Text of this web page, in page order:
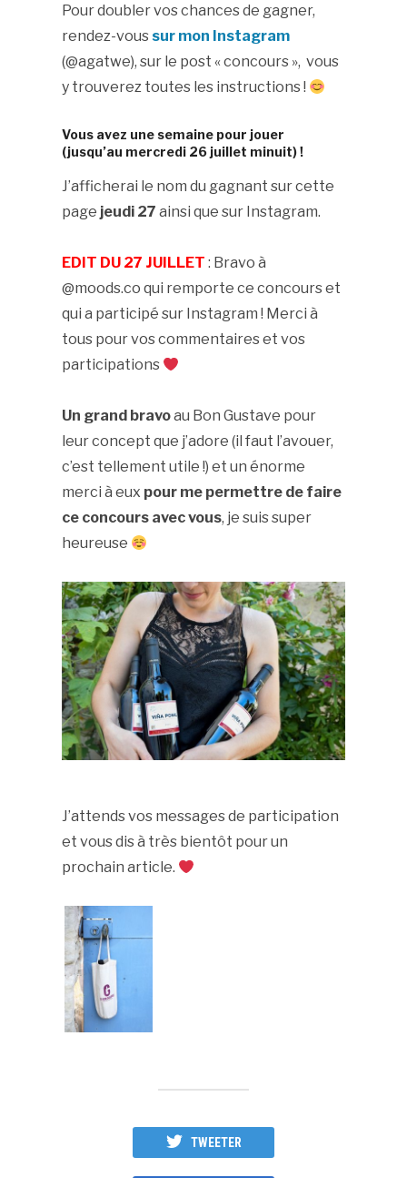
Pour doubler vos chances de gagner,
rendez-vous sur mon Instagram
(@agatwe), sur le post « concours », vous
y trouverez toutes les instructions !
Vous avez une semaine pour jouer
(jusqu’au mercredi 26 juillet minuit) !
J’afficherai le nom du gagnant sur cette
page jeudi 27 ainsi que sur Instagram.
EDIT DU 27 JUILLET : Bravo à
@moods.co qui remporte ce concours et
qui a participé sur Instagram ! Merci à
tous pour vos commentaires et vos
participations
Un grand bravoau Bon Gustave pour
leur concept que j’adore (il faut l’avouer,
c’est tellement utile !) et un énorme
merci à eux pour me permettre de faire
ce concours avec vous, je suis super
heureuse
J’attends vos messages de participation
et vous dis à très bientôt pour un
prochain article.
TWEETER